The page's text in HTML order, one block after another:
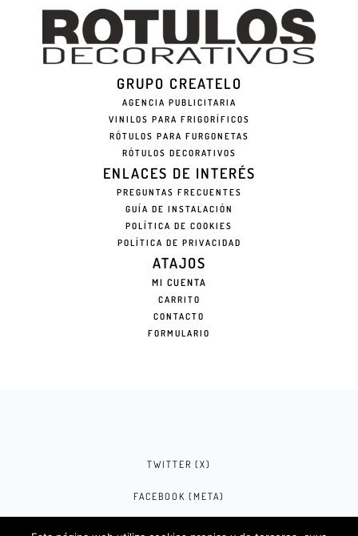
GRUPO CREATELO
AGENCIA PUBLICITARIA
VINILOS PARA FRIGORÍFICOS
RÓTULOS PARA FURGONETAS
RÓTULOS DECORATIVOS
ENLACES DE INTERÉS
PREGUNTAS FRECUENTES
GUÍA DE INSTALACIÓN
POLÍTICA DE COOKIES
POLÍTICA DE PRIVACIDAD
ATAJOS
MI CUENTA
CARRITO
CONTACTO
FORMULARIO
TWITTER (X)
FACEBOOK (META)